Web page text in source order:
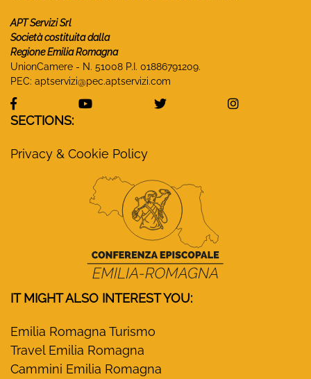
APT Servizi Srl
Società costituita dalla
Regione Emilia Romagna
UnionCamere - N. 51008 P.I. 01886791209.
PEC: aptservizi@pec.aptservizi.com
visit Monasteri Emilia-Romagna Facebook profile
visit Monasteri Emilia-Romagna
visit Monasteri Emilia-
visit
SECTIONS:
Privacy & Cookie Policy
IT MIGHT ALSO INTEREST YOU:
Emilia Romagna Turismo
Travel Emilia Romagna
Cammini Emilia Romagna